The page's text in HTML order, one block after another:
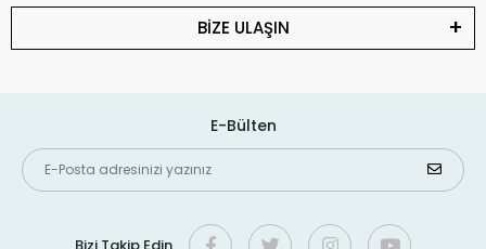
BİZE ULAŞIN
E-Bülten